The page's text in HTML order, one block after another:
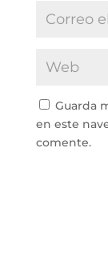
Guarda
en este
comente.